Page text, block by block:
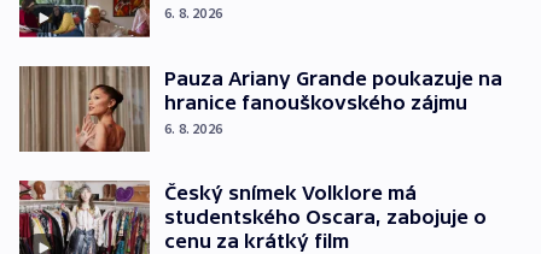
6. 8. 2026
Pauza Ariany Grande poukazuje na
hranice fanouškovského zájmu
6. 8. 2026
Český snímek Volklore má
studentského Oscara, zabojuje o
cenu za krátký film